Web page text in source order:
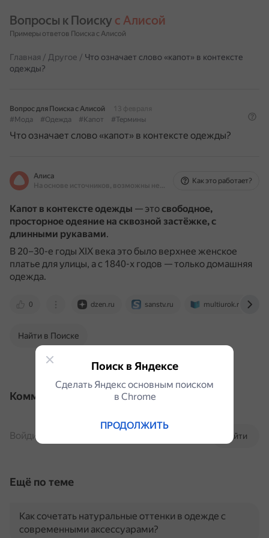
Вопросы к Поиску с Алисой
Примеры ответов Поиска с Алисой
Главная / Другое / Что означает слово «капот» в контексте
одежды?
Вопрос для Поиска с Алисой
13 февраля
#Мода
#Одежда #Капот #Термины
Что означает слово «капот» в контексте одежды?
Алиса
На основе источников, возможны неточности
Как это работает?
Капот в контексте одежды — этосвободное,
просторное одеяние на сквозной застёжке, с
длинными рукавами.
В 20–30-е годы XIX века это было верхнее женское
платье для улицы, а с 1840-х годов — только домашняя
одежда.
0 dzen.ru sanstv.ru multiurok.ru
Найти в Поиске
Комментарии
Войти
Войдите, чтобы комментировать
Ещё по теме
Как сочетать натуральные оттенки в одежде с
современными аксессуарами?
Поиск в Яндексе
Сделать Яндекс основным поиском
в Сhrome
ПРОДОЛЖИТЬ